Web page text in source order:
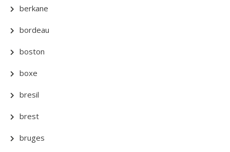
berkane
bordeau
boston
boxe
bresil
brest
bruges